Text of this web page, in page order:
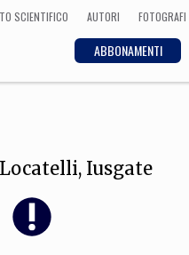
SCIENTIFICO AUTORI FOTOGRAFI
ABBONAMENTI
Matematica,
Biologia,
, Iusgate